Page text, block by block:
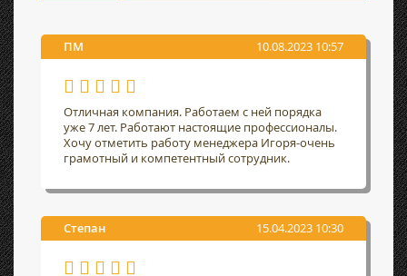
ПМ 10.08.2023 10:57
Отличная компания. Работаем с ней порядка
уже 7 лет. Работают настоящие профессионалы.
Хочу отметить работу менеджера Игоря-очень
грамотный и компетентный сотрудник.
Степан 15.04.2023 10:30